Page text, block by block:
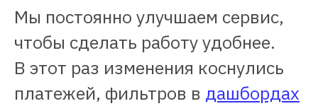
Мы постоянно улучшаем сервис,
чтобы сделать работу удобнее.
В этот раз изменения коснулись
платежей, фильтров в дашбордах